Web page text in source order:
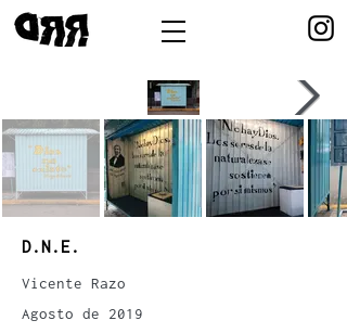
D.N.E.
Vicente Razo
Agosto de 2019